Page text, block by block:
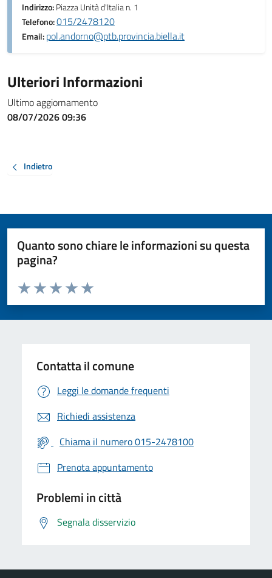
Indirizzo:Piazza Unità d'Italia n. 1
Telefono:015/2478120
Email:pol.andorno@ptb.provincia.biella.it
Ulteriori Informazioni
Ultimo aggiornamento
08/07/2026 09:36
Indietro
Quanto sono chiare le informazioni su questa
pagina?
Valuta da 1 a 5 stelle la pagina
Valuta 5 stelle su 5
Valuta 4 stelle su 5
Valuta 3 stelle su 5
Valuta 2 stelle su 5
Valuta 1 stelle su 5
Contatta il comune
Leggi le domande frequenti
Richiedi assistenza
Chiama il numero 015-2478100
Prenota appuntamento
Problemi in città
Segnala disservizio